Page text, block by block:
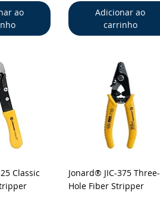
ao
Adicionar ao
carrinho
rápida
Classic
Visualização rápida
Jonard® JIC-375 Three-
Hole Fiber Stripper